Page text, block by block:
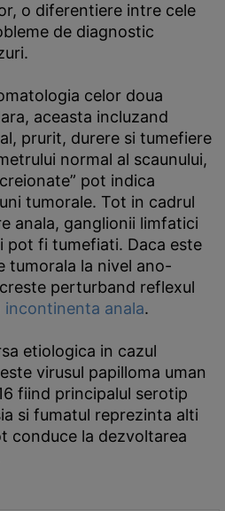
o diferentiere intre cele
de diagnostic
celor doua
aceasta incluzand
prurit, durere si tumefiere
normal al scaunului,
pot indica
tumorale. Tot in cadrul
anala, ganglionii limfatici
pot fi tumefiati. Daca este
tumorala la nivel ano-
perturband reflexul
incontinenta anala.
etiologica in cazul
virusul papilloma uman
fiind principalul serotip
si fumatul reprezinta alti
conduce la dezvoltarea